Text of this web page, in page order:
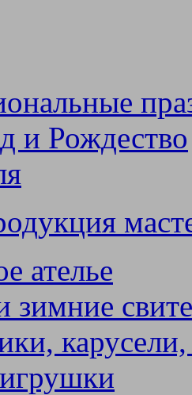
и Рождество
ателье
зимние
карусели,